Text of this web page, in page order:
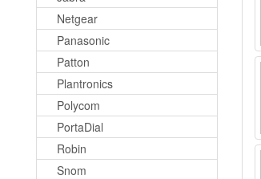
Netgear
Panasonic
Patton
Plantronics
Polycom
PortaDial
Robin
Snom